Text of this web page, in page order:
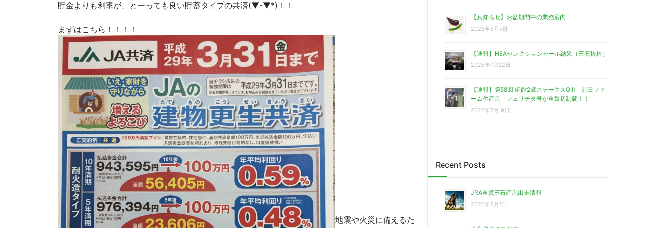
貯金よりも利率が、とーっても良い貯蓄タイプの共済(▼-▼*)！！
まずはこちら！！！！
地震や火災に備えるた
【お知らせ】お盆期間中の業務案内
2026年8月5日
【速報】HBAセレクションセール結果（三石抜粋）
2026年7月22日
【速報】第58回 函館2歳ステークスGⅢ 前田ファ
ーム生産馬 フェリチタ号が重賞初制覇！！
2026年7月19日
Recent Posts
JRA重賞三石産馬出走情報
2026年8月7日